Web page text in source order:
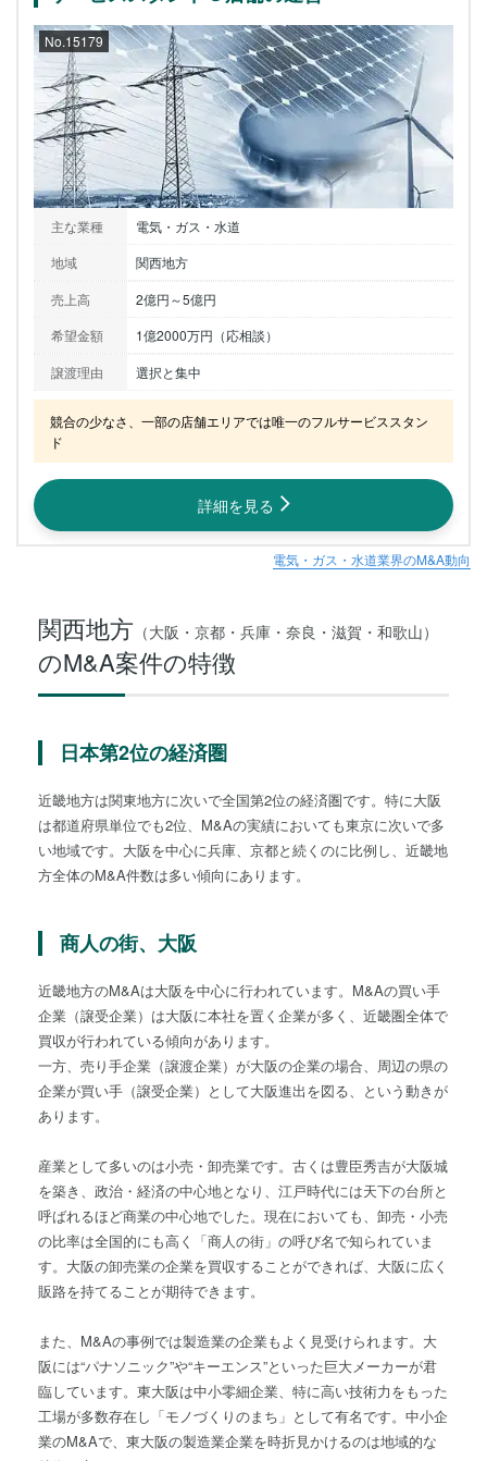
No.15179
主な業種
電気・ガス・水道
地域
関西地方
売上高
2億円～5億円
希望金額
1億2000万円（応相談）
譲渡理由
選択と集中
競合の少なさ、一部の店舗エリアでは唯一のフルサービススタン
ド
詳細を見る
電気・ガス・水道業界のM&A動向
関西地方 （大阪・京都・兵庫・奈良・滋賀・和歌山）
のM&A案件の特徴
日本第2位の経済圏
近畿地方は関東地方に次いで全国第2位の経済圏です。特に大阪
は都道府県単位でも2位、M&Aの実績においても東京に次いで多
い地域です。大阪を中心に兵庫、京都と続くのに比例し、近畿地
方全体のM&A件数は多い傾向にあります。
商人の街、大阪
近畿地方のM&Aは大阪を中心に行われています。M&Aの買い手
企業（譲受企業）は大阪に本社を置く企業が多く、近畿圏全体で
買収が行われている傾向があります。
一方、売り手企業（譲渡企業）が大阪の企業の場合、周辺の県の
企業が買い手（譲受企業）として大阪進出を図る、という動きが
あります。
産業として多いのは小売・卸売業です。古くは豊臣秀吉が大阪城
を築き、政治・経済の中心地となり、江戸時代には天下の台所と
呼ばれるほど商業の中心地でした。現在においても、卸売・小売
の比率は全国的にも高く「商人の街」の呼び名で知られていま
す。大阪の卸売業の企業を買収することができれば、大阪に広く
販路を持てることが期待できます。
また、M&Aの事例では製造業の企業もよく見受けられます。大
阪には“パナソニック”や“キーエンス”といった巨大メーカーが君
臨しています。東大阪は中小零細企業、特に高い技術力をもった
工場が多数存在し「モノづくりのまち」として有名です。中小企
業のM&Aで、東大阪の製造業企業を時折見かけるのは地域的な